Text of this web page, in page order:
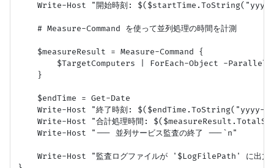
Write-Host "開始時刻:
    # Measure-Command を使って並列処理の時間を計測
    $measureResult = Measure-Command {
$TargetComputers | ForEach-Object -
    }
    $endTime = Get-Date
Write-Host "終了時刻: $($endTime.ToString("yyyy-
Write-Host "合計処理時間:
    Write-Host "--- 並列サービス監査の終了 ---`n"
Write-Host "監査ログファイルが '$LogFilePath' に出力